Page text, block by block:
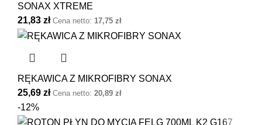
SONAX XTREME
21,83 zł Cena netto: 17,75 zł
RĘKAWICA Z MIKROFIBRY SONAX
25,69 zł Cena netto: 20,89 zł
-12%